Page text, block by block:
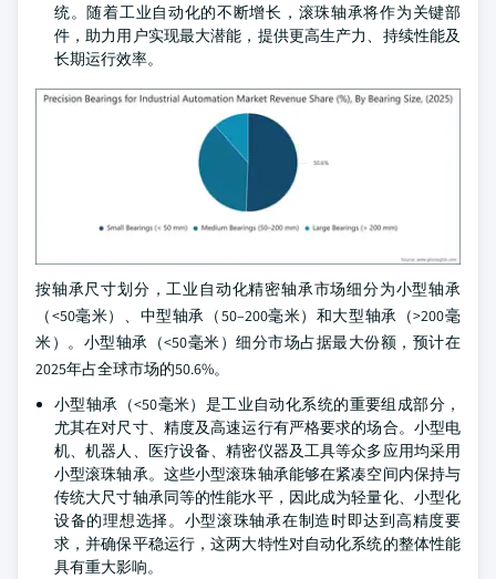
统。随着工业自动化的不断增长，滚珠轴承将作为关键部
件，助力用户实现最大潜能，提供更高生产力、持续性能及
长期运行效率。
按轴承尺寸划分，工业自动化精密轴承市场细分为小型轴承
（<50毫米）、中型轴承（50–200毫米）和大型轴承（>200毫
米）。小型轴承（<50毫米）细分市场占据最大份额，预计在
2025年占全球市场的50.6%。
小型轴承（<50毫米）是工业自动化系统的重要组成部分，
尤其在对尺寸、精度及高速运行有严格要求的场合。小型电
机、机器人、医疗设备、精密仪器及工具等众多应用均采用
小型滚珠轴承。这些小型滚珠轴承能够在紧凑空间内保持与
传统大尺寸轴承同等的性能水平，因此成为轻量化、小型化
设备的理想选择。小型滚珠轴承在制造时即达到高精度要
求，并确保平稳运行，这两大特性对自动化系统的整体性能
具有重大影响。